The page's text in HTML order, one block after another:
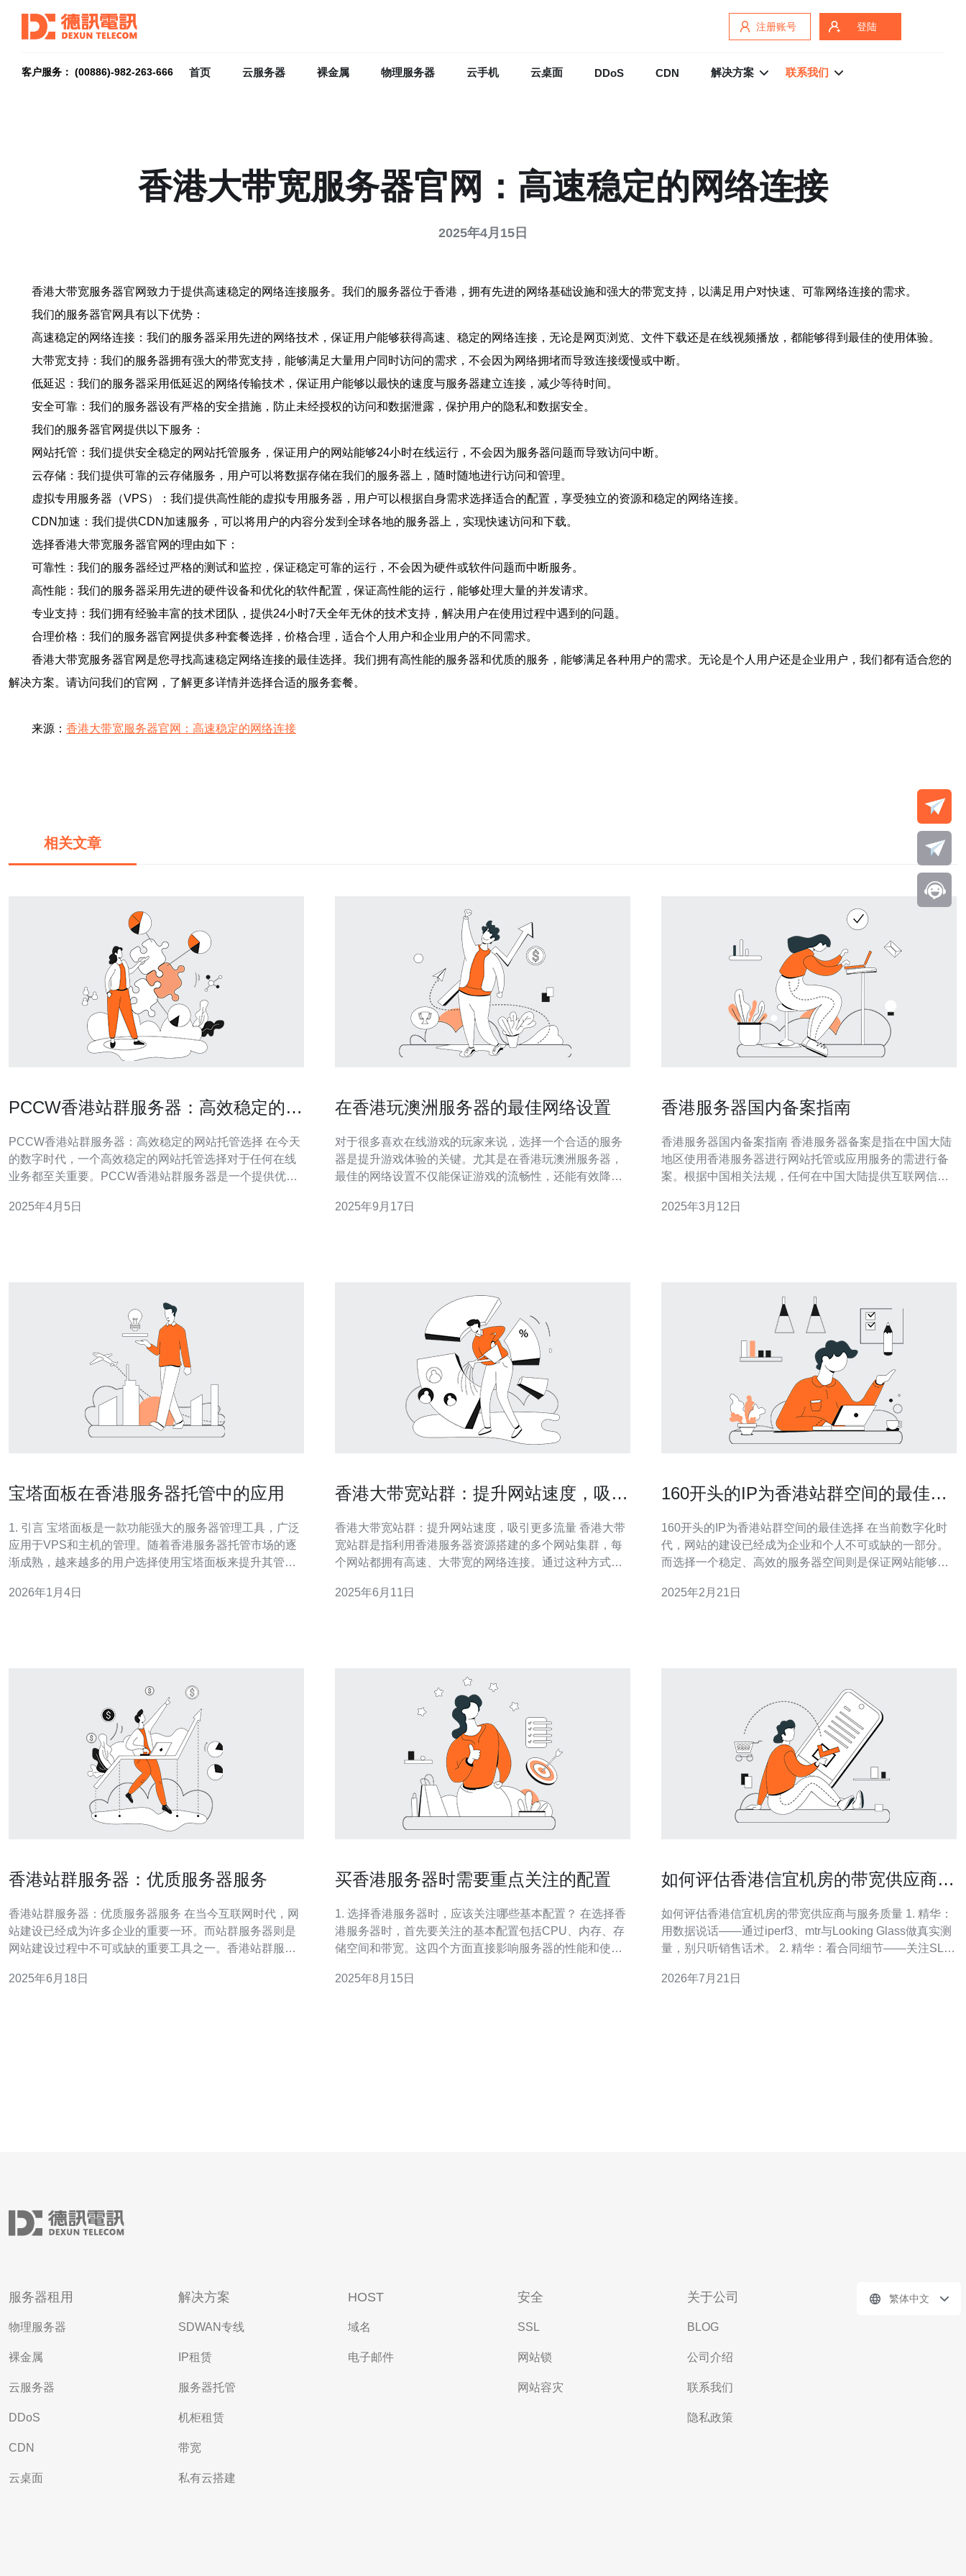
注册账号 登陆
客户服务： (00886)-982-263-666 首页 云服务器 裸金属 物理服务器 云手机 云桌面 DDoS CDN 解决方案 联系我们
香港大带宽服务器官网：高速稳定的网络连接
2025年4月15日
香港大带宽服务器官网致力于提供高速稳定的网络连接服务。我们的服务器位于香港，拥有先进的网络基础设施和强大的带宽支持，以满足用户对快速、可靠网络连接的需求。
我们的服务器官网具有以下优势：
高速稳定的网络连接：我们的服务器采用先进的网络技术，保证用户能够获得高速、稳定的网络连接，无论是网页浏览、文件下载还是在线视频播放，都能够得到最佳的使用体验。
大带宽支持：我们的服务器拥有强大的带宽支持，能够满足大量用户同时访问的需求，不会因为网络拥堵而导致连接缓慢或中断。
低延迟：我们的服务器采用低延迟的网络传输技术，保证用户能够以最快的速度与服务器建立连接，减少等待时间。
安全可靠：我们的服务器设有严格的安全措施，防止未经授权的访问和数据泄露，保护用户的隐私和数据安全。
我们的服务器官网提供以下服务：
网站托管：我们提供安全稳定的网站托管服务，保证用户的网站能够24小时在线运行，不会因为服务器问题而导致访问中断。
云存储：我们提供可靠的云存储服务，用户可以将数据存储在我们的服务器上，随时随地进行访问和管理。
虚拟专用服务器（VPS）：我们提供高性能的虚拟专用服务器，用户可以根据自身需求选择适合的配置，享受独立的资源和稳定的网络连接。
CDN加速：我们提供CDN加速服务，可以将用户的内容分发到全球各地的服务器上，实现快速访问和下载。
选择香港大带宽服务器官网的理由如下：
可靠性：我们的服务器经过严格的测试和监控，保证稳定可靠的运行，不会因为硬件或软件问题而中断服务。
高性能：我们的服务器采用先进的硬件设备和优化的软件配置，保证高性能的运行，能够处理大量的并发请求。
专业支持：我们拥有经验丰富的技术团队，提供24小时7天全年无休的技术支持，解决用户在使用过程中遇到的问题。
合理价格：我们的服务器官网提供多种套餐选择，价格合理，适合个人用户和企业用户的不同需求。
香港大带宽服务器官网是您寻找高速稳定网络连接的最佳选择。我们拥有高性能的服务器和优质的服务，能够满足各种用户的需求。无论是个人用户还是企业用户，我们都有适合您的
解决方案。请访问我们的官网，了解更多详情并选择合适的服务套餐。
来源： 香港大带宽服务器官网：高速稳定的网络连接
相关文章
PCCW香港站群服务器：高效稳定的网
PCCW香港站群服务器：高效稳定的网站托管选择 在今天
的数字时代，一个高效稳定的网站托管选择对于任何在线
业务都至关重要。PCCW香港站群服务器是一个提供优质
还是大型电子商务平台，PCCW香港站群服务器都能满足
2025年4月5日
在香港玩澳洲服务器的最佳网络设置
对于很多喜欢在线游戏的玩家来说，选择一个合适的服务
器是提升游戏体验的关键。尤其是在香港玩澳洲服务器，
最佳的网络设置不仅能保证游戏的流畅性，还能有效降低
在香港玩澳洲服务器的最佳网络设置方案，帮助玩家以最
2025年9月17日
香港服务器国内备案指南
香港服务器国内备案指南 香港服务器备案是指在中国大陆
地区使用香港服务器进行网站托管或应用服务的需进行备
案。根据中国相关法规，任何在中国大陆提供互联网信息
器备案流程相对简便，办理周期短，并且不受大陆网络
2025年3月12日
宝塔面板在香港服务器托管中的应用
1. 引言 宝塔面板是一款功能强大的服务器管理工具，广泛
应用于VPS和主机的管理。随着香港服务器托管市场的逐
渐成熟，越来越多的用户选择使用宝塔面板来提升其管理
用和优势。 2. 宝塔面板的基本功能 宝塔面板提供了多种功
2026年1月4日
香港大带宽站群：提升网站速度，吸引
香港大带宽站群：提升网站速度，吸引更多流量 香港大带
宽站群是指利用香港服务器资源搭建的多个网站集群，每
个网站都拥有高速、大带宽的网络连接。通过这种方式，
量。 香港地理位置优越，是连接国际互联网的重要枢纽之
2025年6月11日
160开头的IP为香港站群空间的最佳选
160开头的IP为香港站群空间的最佳选择 在当前数字化时
代，网站的建设已经成为企业和个人不可或缺的一部分。
而选择一个稳定、高效的服务器空间则是保证网站能够正
的最佳选择，并解释其优势和适用场景。 首先，以160开
2025年2月21日
香港站群服务器：优质服务器服务
香港站群服务器：优质服务器服务 在当今互联网时代，网
站建设已经成为许多企业的重要一环。而站群服务器则是
网站建设过程中不可或缺的重要工具之一。香港站群服务
众多企业和个人的首选。 香港站群服务器采用先进的硬件
2025年6月18日
买香港服务器时需要重点关注的配置
1. 选择香港服务器时，应该关注哪些基本配置？ 在选择香
港服务器时，首先要关注的基本配置包括CPU、内存、存
储空间和带宽。这四个方面直接影响服务器的性能和使用
类型来决定，通常建议选择主频较高、核心数较多的处理
2025年8月15日
如何评估香港信宜机房的带宽供应商与
如何评估香港信宜机房的带宽供应商与服务质量 1. 精华：
用数据说话——通过iperf3、mtr与Looking Glass做真实测
量，别只听销售话术。 2. 精华：看合同细节——关注SLA
华：安全与冗余优先——确认机房具备DDoS防护、多路
2026年7月21日
服务器租用
物理服务器
裸金属
云服务器
DDoS
CDN
云桌面
解决方案
SDWAN专线
IP租赁
服务器托管
机柜租赁
带宽
私有云搭建
HOST
域名
电子邮件
安全
SSL
网站锁
网站容灾
关于公司
BLOG
公司介绍
联系我们
隐私政策
繁体中文